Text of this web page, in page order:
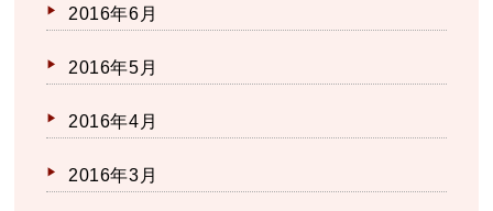
2016年6月
2016年5月
2016年4月
2016年3月